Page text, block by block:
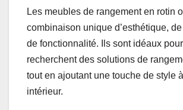
Les meubles de rangement en rotin
combinaison unique d’esthétique,
de fonctionnalité. Ils sont idéaux
recherchent des solutions de
tout en ajoutant une touche de style
intérieur.